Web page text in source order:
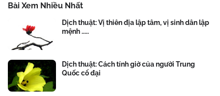
Bài Xem Nhiều Nhất
Dịch thuật: Vị thiên địa lập tâm, vị sinh dân lập
mệnh .....
Dịch thuật: Cách tính giờ của người Trung
Quốc cổ đại